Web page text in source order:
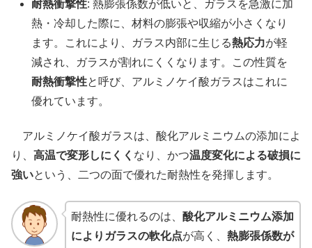
耐熱衝撃性: 熱膨張係数が低いと、ガラスを急激に加
熱・冷却した際に、材料の膨張や収縮が小さくなり
ます。これにより、ガラス内部に生じる熱応力が軽
減され、ガラスが割れにくくなります。この性質を
耐熱衝撃性と呼び、アルミノケイ酸ガラスはこれに
優れています。
アルミノケイ酸ガラスは、酸化アルミニウムの添加によ
り、 高温で変形しにくく なり、かつ温度変化による破損に
強いという、二つの面で優れた耐熱性を発揮します。
耐熱性に優れるのは、 酸化アルミニウム添加
によりガラスの軟化点が高く、 熱膨張係数が